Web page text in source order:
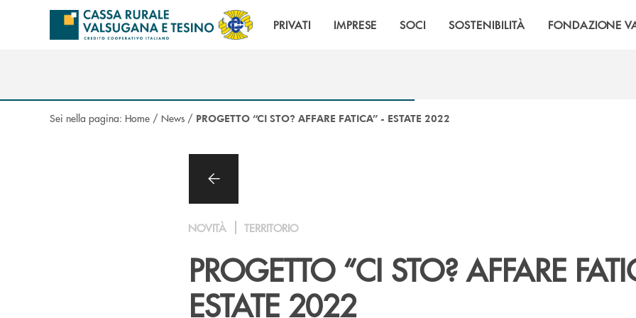
Salta al contenuto principale
PRIVATI IMPRESE SOCI SOSTENIBILITÀ FONDAZIONE
Sei nella pagina: Home / News / PROGETTO “CI STO? AFFARE FATICA” - ESTATE 2022
NOVITÀ TERRITORIO
PROGETTO “CI STO? AFFARE
ESTATE 2022